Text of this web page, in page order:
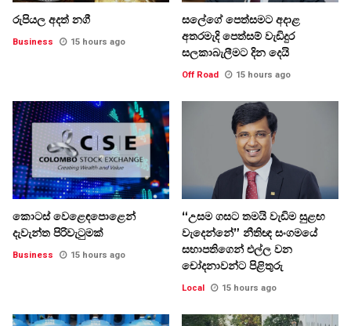
රුපියල අදත් නගී
Business 15 hours ago
සලේගේ පෙත්සමට අදාළ
අතරමැදි පෙත්සම් වැඩිදුර
සලකාබැලීමට දින දෙයි
Off Road 15 hours ago
කොටස් වෙළෙඳපොළෙන්
දැවැන්ත පිරිවැටුමක්
Business 15 hours ago
“උසම ගසට තමයි වැඩිම සුළඟ
වැදෙන්නේ” නීතිඥ සංගමයේ
සභාපතිගෙන් එල්ල වන
චෝදනාවන්ට පිළිතුරු
Local 15 hours ago